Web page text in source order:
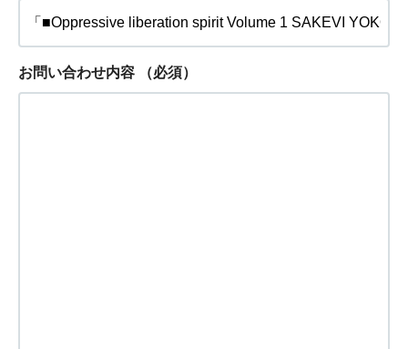
お問い合わせ内容 （必須）